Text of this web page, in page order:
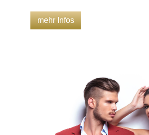
mehr Infos